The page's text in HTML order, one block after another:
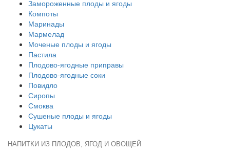
Замороженные плоды и ягоды
Компоты
Маринады
Мармелад
Моченые плоды и ягоды
Пастила
Плодово-ягодные приправы
Плодово-ягодные соки
Повидло
Сиропы
Смоква
Сушеные плоды и ягоды
Цукаты
НАПИТКИ ИЗ ПЛОДОВ, ЯГОД И ОВОЩЕЙ